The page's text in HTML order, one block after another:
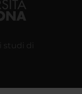
studi di